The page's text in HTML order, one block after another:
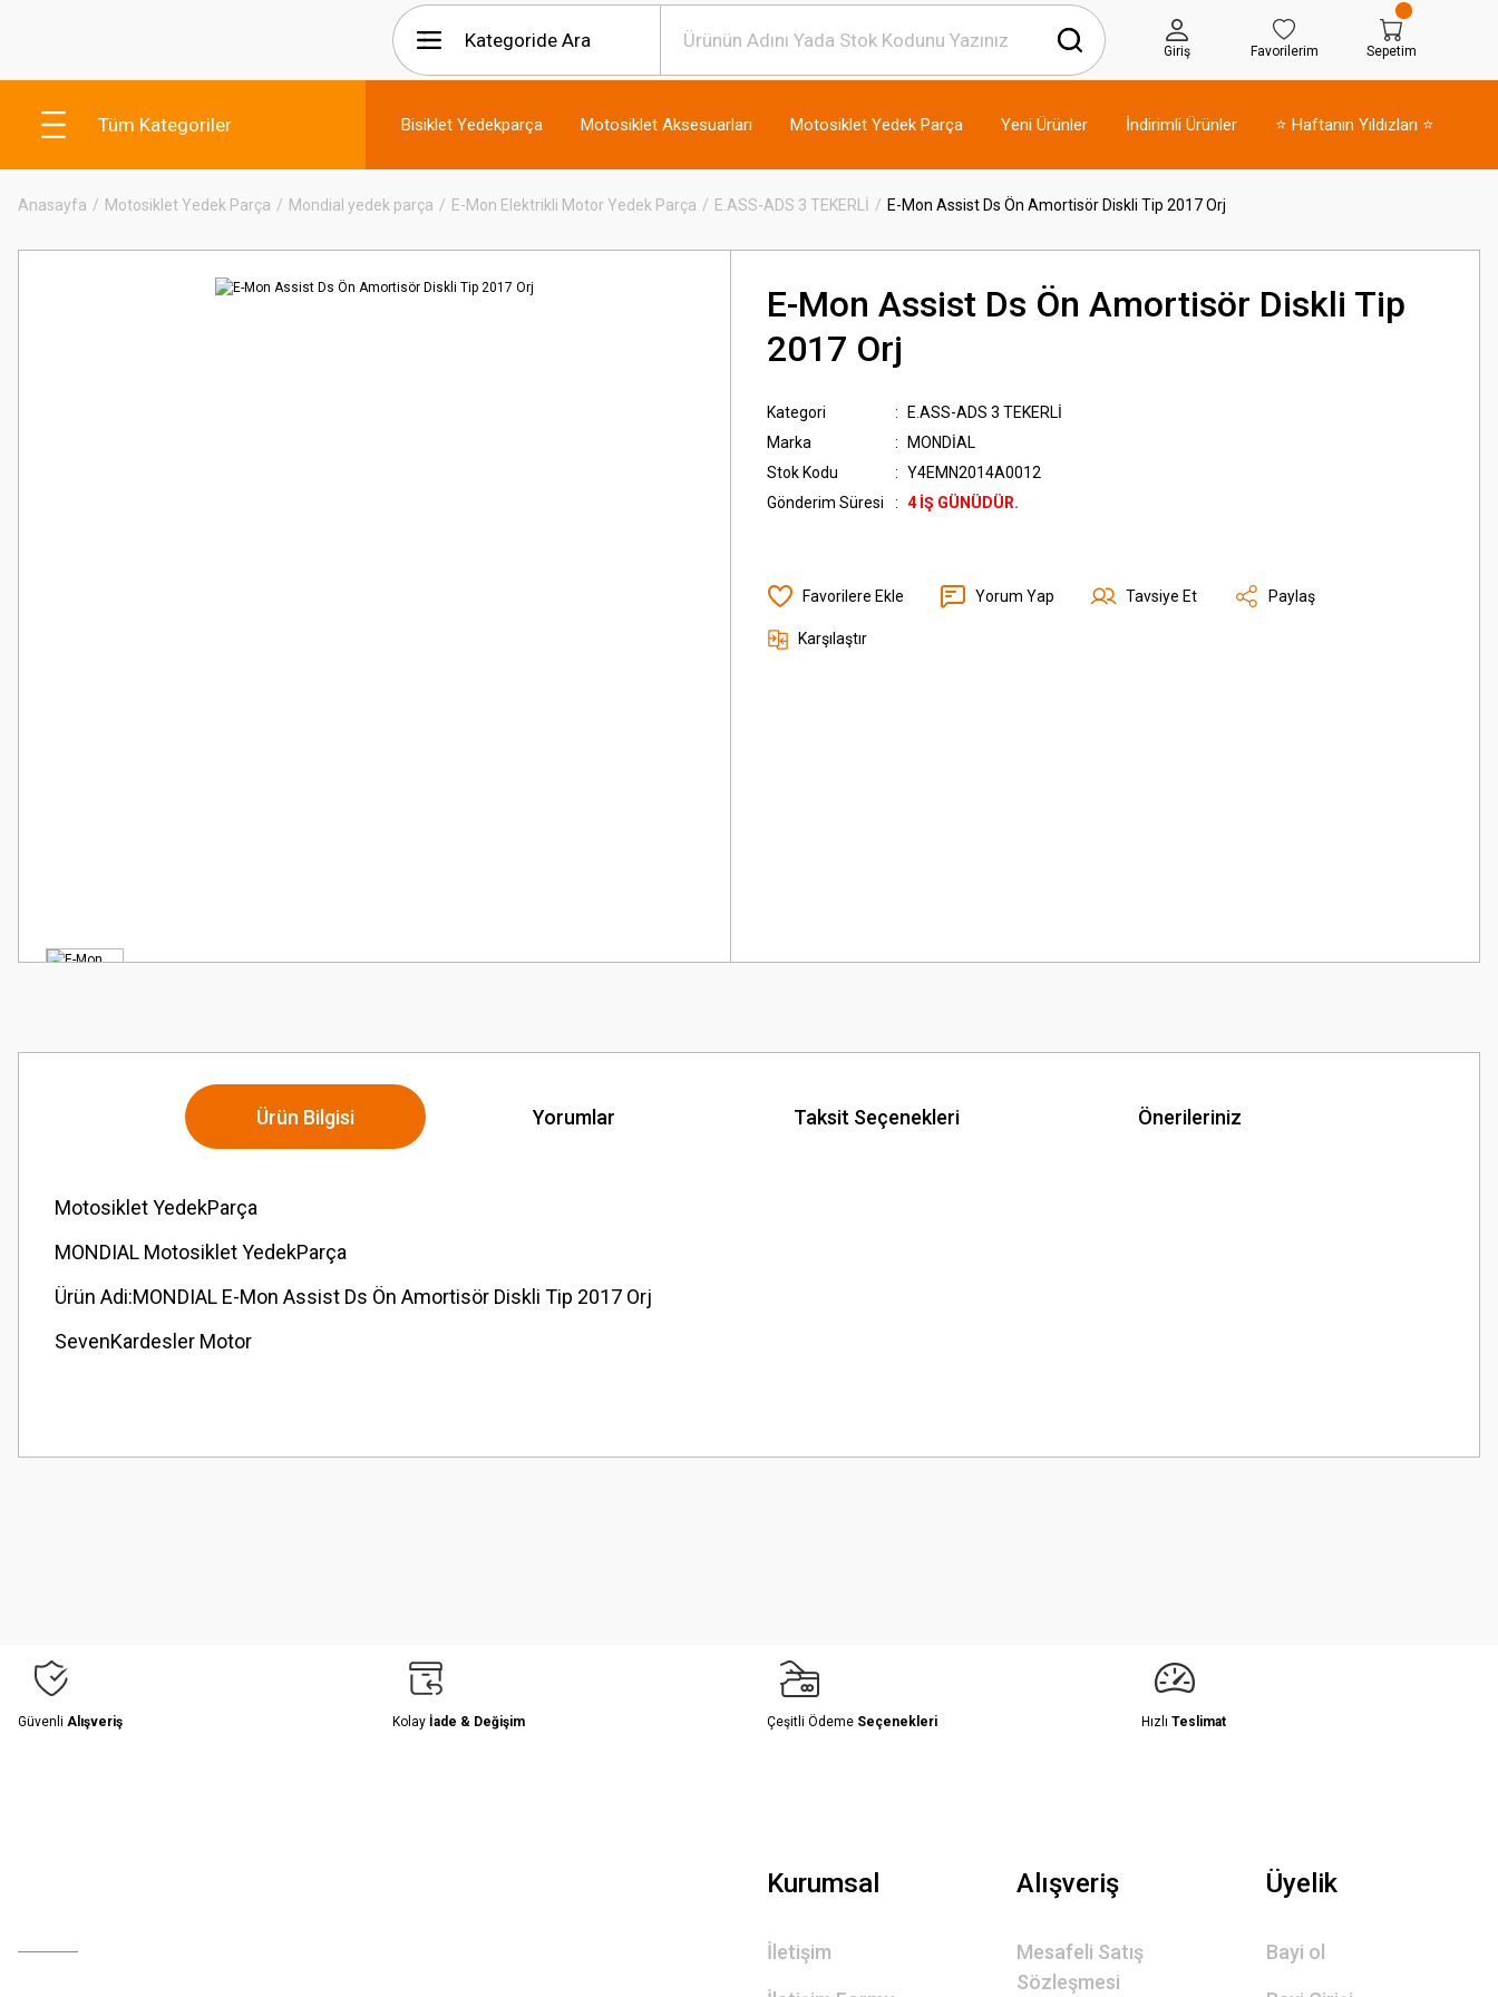
Giriş Favorilerim Sepetim
Tüm Kategoriler Bisiklet Yedekparça Motosiklet Aksesuarları Motosiklet Yedek Parça Yeni Ürünler İndirimli Ürünler ⭐ Haftanın Yıldızları ⭐
Anasayfa Motosiklet Yedek Parça Mondial yedek parça E-Mon Elektrikli Motor Yedek Parça E.ASS-ADS 3 TEKERLİ E-Mon Assist Ds Ön Amortisör Diskli Tip 2017 Orj
E-Mon Assist Ds Ön Amortisör Diskli Tip
2017 Orj
Kategori
E.ASS-ADS 3 TEKERLİ
Marka
MONDİAL
Stok Kodu
Y4EMN2014A0012
Gönderim Süresi
4 İŞ GÜNÜDÜR.
Yorum Yap Tavsiye Et Paylaş
Karşılaştır
Ürün Bilgisi Yorumlar Taksit Seçenekleri Önerileriniz
Motosiklet YedekParça
MONDIAL Motosiklet YedekParça
Ürün Adi:MONDIAL E-Mon Assist Ds Ön Amortisör Diskli Tip 2017 Orj
SevenKardesler Motor
Görüş ve önerileriniz için teşekkür ederiz.
Güvenli Alışveriş Kolay İade & Değişim Çeşitli Ödeme Seçenekleri Hızlı Teslimat
Kurumsal
İletişim
Alışveriş
Mesafeli Satış
Sözleşmesi
Üyelik
Bayi ol